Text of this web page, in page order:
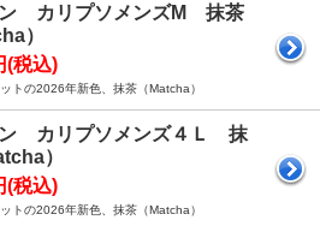
カリプソメンズM 抹茶
）
(税込)
トの2026年新色、抹茶（Matcha）
カリプソメンズ４Ｌ 抹
）
(税込)
トの2026年新色、抹茶（Matcha）